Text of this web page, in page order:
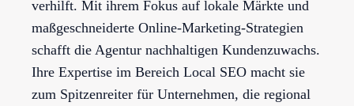
verhilft. Mit ihrem Fokus auf lokale Märkte und
maßgeschneiderte Online-Marketing-Strategien
schafft die Agentur nachhaltigen Kundenzuwachs.
Ihre Expertise im Bereich Local SEO macht sie
zum Spitzenreiter für Unternehmen, die regional